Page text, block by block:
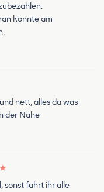
könnte am
nett, alles da was
der Nähe
★
sonst fahrt ihr alle